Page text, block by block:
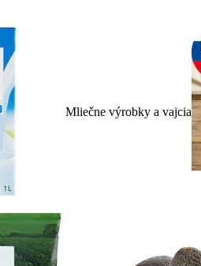
Mliečne výrobky a vajcia